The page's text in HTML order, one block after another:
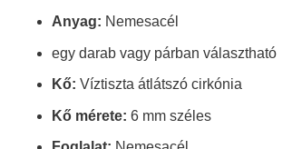
Anyag: Nemesacél
egy darab vagy párban választható
Kő: Víztiszta átlátszó cirkónia
Kő mérete: 6 mm széles